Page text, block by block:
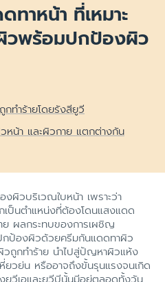
าหน้า ที่เหมาะ
พร้อมปกป้องผิว
กทำร้ายโดยรังสียูวี
หน้า และผิวกาย แตกต่างกัน
ผิวบริเวณใบหน้า เพราะว่า
ป็นตำแหน่งที่ต้องโดนแสงแดด
ผลกระทบของการเผชิญ
กป้องผิวด้วยครีมกันแดดทาผิว
วถูกทำร้าย นำไปสู่ปัญหาผิวแห้ง
ยวย่น หรืออาจถึงขั้นรุนแรงจนเกิด